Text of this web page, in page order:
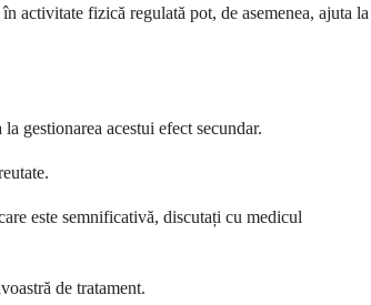
activitate fizică regulată pot, de asemenea, ajuta la
gestionarea acestui efect secundar.
este semnificativă, discutați cu medicul
de tratament.